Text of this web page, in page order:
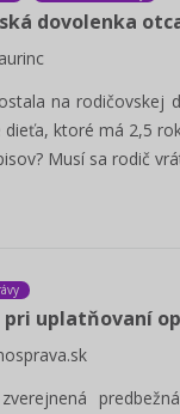
dovolenka
na
ktoré má 2,5
Musí sa rodič
pri uplatňovaní